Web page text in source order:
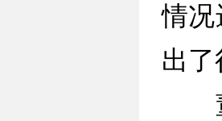
情况
出了
董